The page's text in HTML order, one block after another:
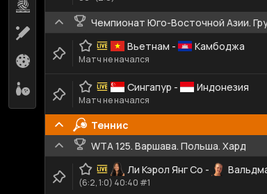
Пляжный волейбол
Крикет 10
Флорбол
Боулинг 1
Чемпионат Юго-Восточной Азии.
Вьетнам - Камбоджа
Матч не начался
Сингапур - Индонезия
Матч не начался
Теннис
WTA 125. Варшава. Польша. Хард
Ли Кэрол Янг Со -
(6:2, 1:0) 40:40 #1